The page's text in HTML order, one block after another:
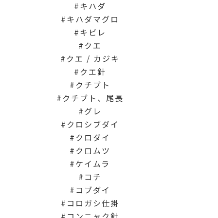
キハダ
キハダマグロ
キビレ
クエ
クエ / カジキ
クエ針
クチブト
クチブト、尾長
グレ
クロシブダイ
クロダイ
クロムツ
ケイムラ
コチ
コブダイ
コロガシ仕掛